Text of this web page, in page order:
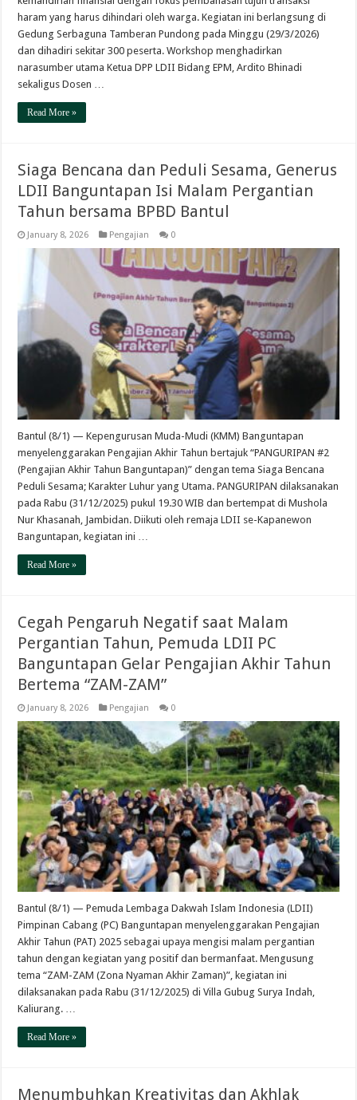
haram yang harus dihindari oleh warga. Kegiatan ini berlangsung di
Gedung Serbaguna Tamberan Pundong pada Minggu (29/3/2026)
dan dihadiri sekitar 300 peserta. Workshop menghadirkan
narasumber utama Ketua DPP LDII Bidang EPM, Ardito Bhinadi
sekaligus Dosen …
Read More »
Siaga Bencana dan Peduli Sesama, Generus
LDII Banguntapan Isi Malam Pergantian
Tahun bersama BPBD Bantul
January 8, 2026 Pengajian 0
Bantul (8/1) — Kepengurusan Muda-Mudi (KMM) Banguntapan
menyelenggarakan Pengajian Akhir Tahun bertajuk “PANGURIPAN #2
(Pengajian Akhir Tahun Banguntapan)” dengan tema Siaga Bencana
Peduli Sesama; Karakter Luhur yang Utama. PANGURIPAN dilaksanakan
pada Rabu (31/12/2025) pukul 19.30 WIB dan bertempat di Mushola
Nur Khasanah, Jambidan. Diikuti oleh remaja LDII se-Kapanewon
Banguntapan, kegiatan ini …
Read More »
Cegah Pengaruh Negatif saat Malam
Pergantian Tahun, Pemuda LDII PC
Banguntapan Gelar Pengajian Akhir Tahun
Bertema “ZAM-ZAM”
January 8, 2026 Pengajian 0
Bantul (8/1) — Pemuda Lembaga Dakwah Islam Indonesia (LDII)
Pimpinan Cabang (PC) Banguntapan menyelenggarakan Pengajian
Akhir Tahun (PAT) 2025 sebagai upaya mengisi malam pergantian
tahun dengan kegiatan yang positif dan bermanfaat. Mengusung
tema “ZAM-ZAM (Zona Nyaman Akhir Zaman)”, kegiatan ini
dilaksanakan pada Rabu (31/12/2025) di Villa Gubug Surya Indah,
Kaliurang. …
Read More »
Menumbuhkan Kreativitas dan Akhlak